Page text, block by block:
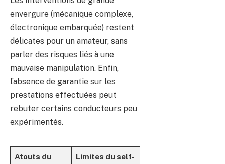
envergure (mécanique complexe,
électronique embarquée) restent
délicates pour un amateur, sans
parler des risques liés à une
mauvaise manipulation. Enfin,
l’absence de garantie sur les
prestations effectuées peut
rebuter certains conducteurs peu
expérimentés.
Atouts du
Limites du self-